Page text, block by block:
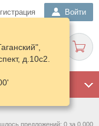
Войти
д.10с2.
предложений: 0 за 0.000